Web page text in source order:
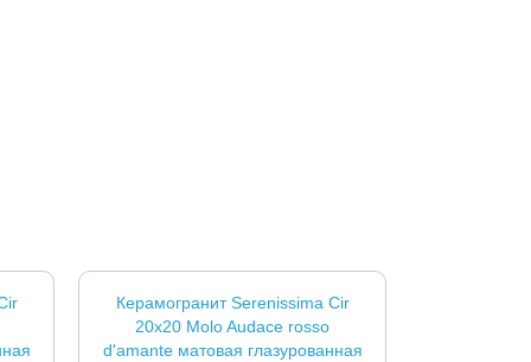
Керамогранит Serenissima Cir
20x20 Molo Audace rosso
d'amante матовая глазурованная